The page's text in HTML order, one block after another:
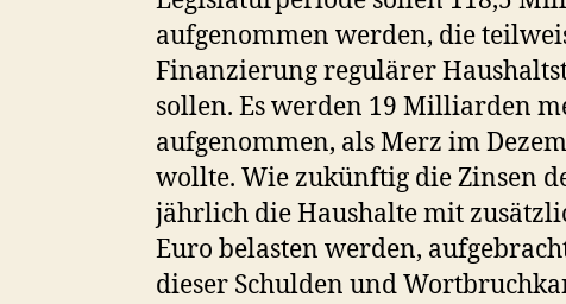
aufgenommen werden, die
Finanzierung regulärer
sollen. Es werden 19 Milliarden
aufgenommen, als Merz im
wollte. Wie zukünftig die Zinsen
jährlich die Haushalte mit
Euro belasten werden,
dieser Schulden und